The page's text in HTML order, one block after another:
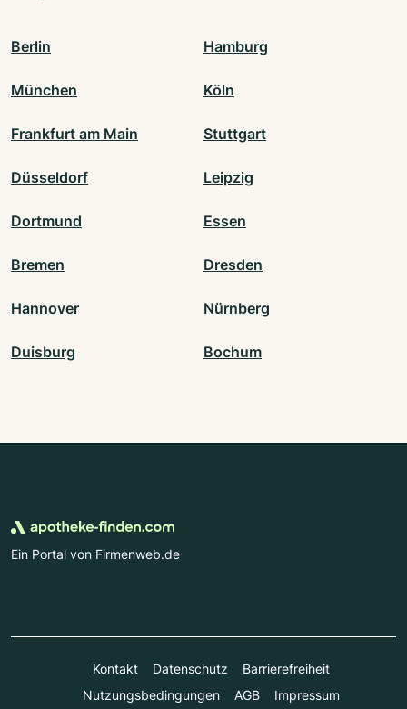
Berlin Hamburg
München Köln
Frankfurt am Main Stuttgart
Düsseldorf Leipzig
Dortmund Essen
Bremen Dresden
Hannover Nürnberg
Duisburg Bochum
Ein Portal von Firmenweb.de
Kontakt Datenschutz
Barrierefreiheit
Nutzungsbedingungen
AGB Impressum